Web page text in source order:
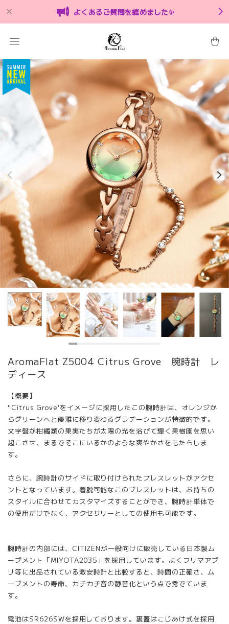
よくあるご質問を纏めました✨
AromaFlat Z5004 Citrus Grove 腕時計 レ
ディース
【概要】
"Citrus Grove"をイメージに採用したこの腕時計は、オレンジか
らグリーンへと優雅に移り変わるグラデーションが特徴的です。
文字盤が柑橘類の果実たちが太陽の光を浴びて輝く果樹園を思い
起こさせ、まるでそこにいるかのような爽やかさをもたらしま
す。
さらに、腕時計のサイドに取り付けられたブレスレットがアクセ
ントとなっています。着脱可能なこのブレスレットは、お持ちの
スタイルに合わせてカスタマイズすることができ、腕時計単体で
の使用だけでなく、アクセサリーとしての使用も可能です。
腕時計の内部には、CITIZENが一般向けに販売している日本製ム
ーブメント「MIYOTA2035」を採用しています。よくフリマアプ
リ等に出品されている激安時計と比較すると、時間の正確さ、ム
ーブメントの寿命、カチカチ音の静音化という点で秀でていま
す。
電池はSR626SWを採用しております。裏蓋はこじあけ式を採用